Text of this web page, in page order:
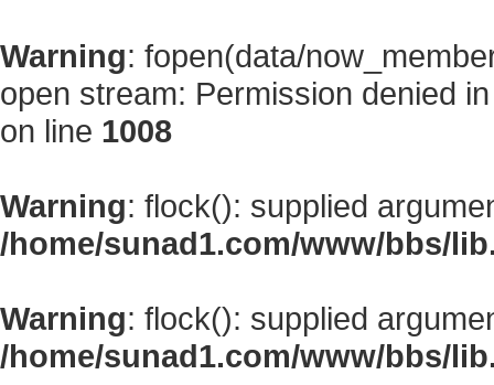
Warning: fopen(data/
open stream: Permission denied
on line 1008
Warning: flock(): supplied
/home/sunad1.com/www/bbs/
Warning: flock(): supplied
/home/sunad1.com/www/bbs/